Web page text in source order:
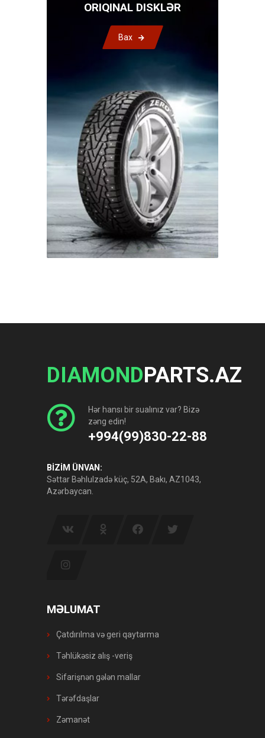
ORIQINAL DISKLƏR
Bax
DIAMONDPARTS.AZ
Hər hansı bir sualınız var? Bizə
zəng edin!
+994(99)830-22-88
BİZİM ÜNVAN:
Səttar Bəhlulzadə küç, 52A, Bakı, AZ1043,
Azərbaycan.
MƏLUMAT
Çatdırılma və geri qaytarma
Təhlükəsiz alış -veriş
Sifarişnən gələn mallar
Tərəfdaşlar
Zəmanət